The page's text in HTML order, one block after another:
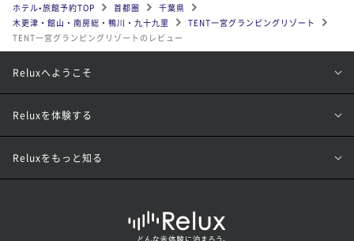
ホテル•旅館予約TOP 首都圏
千葉県
木更津・館山・南房総・鴨川・九十九里
TENT一宮グランピングリゾート
TENT一宮グランピングリゾートのレビュー
Reluxへようこそ
Reluxを体験する
Reluxをもっと知る